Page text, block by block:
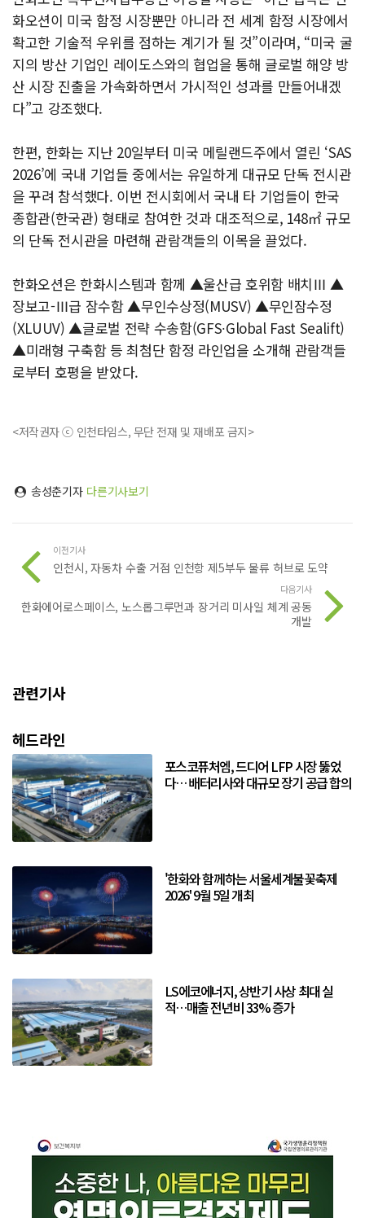
화오션이 미국 함정 시장뿐만 아니라 전 세계 함정 시장에서
확고한 기술적 우위를 점하는 계기가 될 것”이라며, “미국 굴
지의 방산 기업인 레이도스와의 협업을 통해 글로벌 해양 방
산 시장 진출을 가속화하면서 가시적인 성과를 만들어내겠
다”고 강조했다.
한편, 한화는 지난 20일부터 미국 메릴랜드주에서 열린 ‘SAS
2026’에 국내 기업들 중에서는 유일하게 대규모 단독 전시관
을 꾸려 참석했다. 이번 전시회에서 국내 타 기업들이 한국
종합관(한국관) 형태로 참여한 것과 대조적으로, 148㎡ 규모
의 단독 전시관을 마련해 관람객들의 이목을 끌었다.
한화오션은 한화시스템과 함께 ▲울산급 호위함 배치Ⅲ ▲
장보고-Ⅲ급 잠수함 ▲무인수상정(MUSV) ▲무인잠수정
(XLUUV) ▲글로벌 전략 수송함(GFS∙Global Fast Sealift)
▲미래형 구축함 등 최첨단 함정 라인업을 소개해 관람객들
로부터 호평을 받았다.
<저작권자 ⓒ 인천타임스, 무단 전재 및 재배포 금지>
송성춘기자 다른기사보기
이전기사
인천시, 자동차 수출 거점 인천항 제5부두 물류 허브로 도약
다음기사
한화에어로스페이스, 노스롭그루먼과 장거리 미사일 체계 공동
개발
관련기사
헤드라인
포스코퓨처엠, 드디어 LFP 시장 뚫었
다… 배터리사와 대규모 장기 공급 합의
'한화와 함께하는 서울세계불꽃축제
2026' 9월 5일 개최
LS에코에너지, 상반기 사상 최대 실
적…매출 전년비 33% 증가